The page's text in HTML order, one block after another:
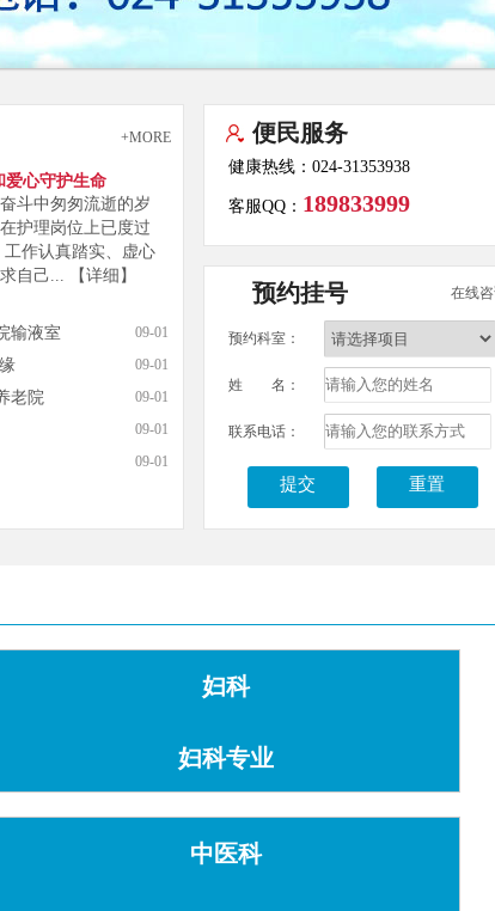
+MORE
爱心守护生命
斗中匆匆流逝的岁
护理岗位上已度过
工作认真踏实、虚心
自己...
【详细】
输液室 09-01
09-01
老院 09-01
09-01
09-01
便民服务
健康热线：024-31353938
客服QQ： 189833999
预约挂号 在线
预约科室：
姓 名：
联系电话：
提交 重置
妇科
妇科专业
中医科